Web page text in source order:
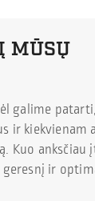
MŪSŲ
galime
ir kiekvienam
Kuo anksčiau
ir